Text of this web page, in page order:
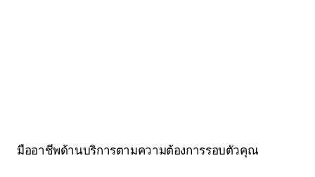
มืออาชีพด้านบริการตามความต้องการรอบตัวคุณ